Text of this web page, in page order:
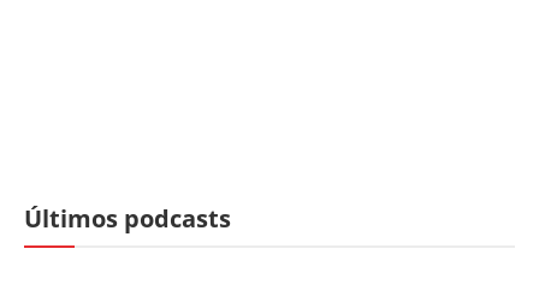
Últimos podcasts